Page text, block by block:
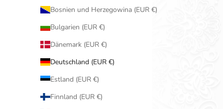
Bosnien und Herzegowina (EUR €)
Bulgarien (EUR €)
Dänemark (EUR €)
Deutschland (EUR €)
Estland (EUR €)
Finnland (EUR €)